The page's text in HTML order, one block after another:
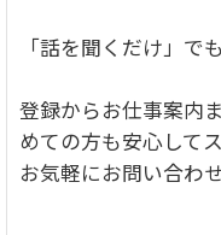
「話を聞くだけ」で
登録からお仕事案内
めての方も安心して
お気軽にお問い合わ